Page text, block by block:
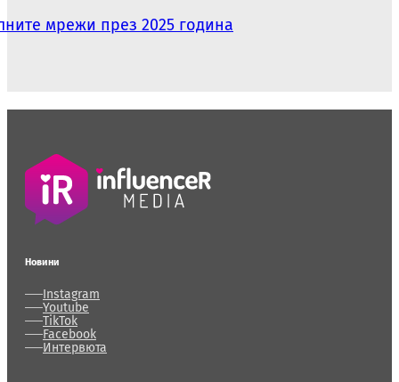
мрежи през 2025 година
Новини
Instagram
Youtube
TikTok
Facebook
Интервюта